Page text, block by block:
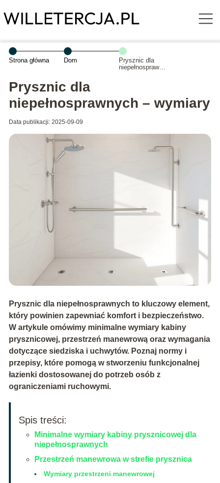
Strona główna Dom
Prysznic dla
niepełnosprawnych
Prysznic dla
niepełnosprawnych – wymiary
Data publikacji: 2025-09-09
Prysznic dla niepełnosprawnych to kluczowy element,
który powinien zapewniać komfort i bezpieczeństwo.
W artykule omówimy minimalne wymiary kabiny
prysznicowej, przestrzeń manewrową oraz wymagania
dotyczące siedziska i uchwytów. Poznaj normy i
przepisy, które pomogą w stworzeniu funkcjonalnej
łazienki dostosowanej do potrzeb osób z
ograniczeniami ruchowymi.
Spis treści:
Minimalne wymiary kabiny prysznicowej dla
niepełnosprawnych
Przestrzeń manewrowa w strefie prysznica
Wymiary przestrzeni manewrowej